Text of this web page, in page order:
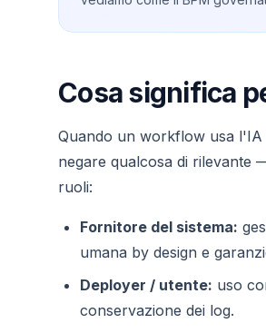
Cosa significa
Quando un workflow usa
negare qualcosa di rilevante
ruoli:
Fornitore del sistema:
umana by design e
Deployer / utente: uso
conservazione dei log.